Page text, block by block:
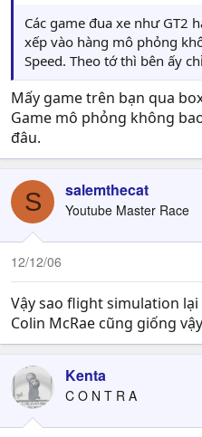
Các game đua xe như GT2
xếp vào hàng mô phỏng
Speed. Theo tớ thì bên ấy
Mấy game trên bạn qua
Game mô phỏng không
đâu.
S salemthecat
Youtube Master Race
12/12/06
Vậy sao flight simulation lại
Colin McRae cũng giống
Kenta
C O N T R A